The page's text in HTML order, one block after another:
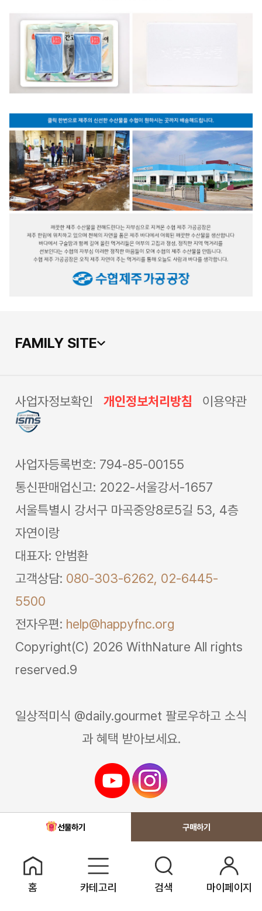
홈 카테고리 검색 마이페이지
선물하기
FAMILY SITE
사업자정보확인 개인정보처리방침 이용약관
사업자등록번호: 794-85-00155
통신판매업신고: 2022-서울강서-1657
서울특별시 강서구 마곡중앙8로5길 53, 4층
자연이랑
대표자: 안범환
고객상담: 080-303-6262, 02-6445-
5500
전자우편: help@happyfnc.org
Copyright(C) 2026 WithNature All rights
reserved.9
일상적미식 @daily.gourmet 팔로우하고 소식
과 혜택 받아보세요.